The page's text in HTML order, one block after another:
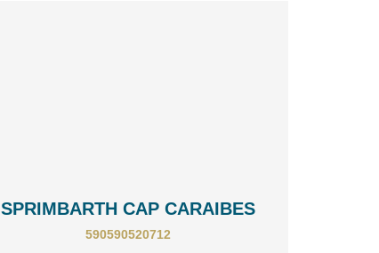
SPRIMBARTH CAP CARAIBES
590590520712